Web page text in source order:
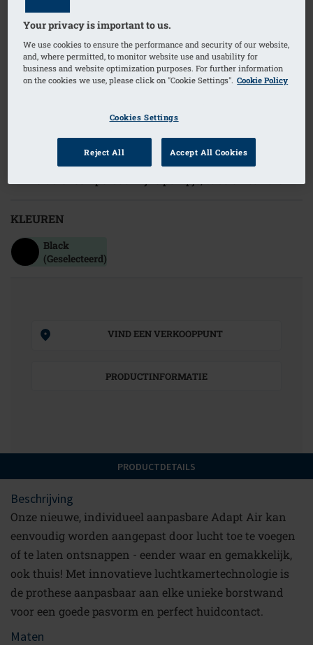
1/2
Bestelcode: 070 Pump
Vervangende of extra pompje voor gebruik met de
Adapt Air borstprothesen
KLEUREN
Black
(Geselecteerd)
VIND EEN VERKOOPPUNT
PRODUCTINFORMATIE
PRODUCTDETAILS
Beschrijving
Onze nieuwe, individueel aanpasbare Adapt Air kan
eenvoudig worden aangepast door lucht toe te voegen
of te laten ontsnappen - eender waar en gemakkelijk,
ook thuis! Met innovatieve luchtkamertechnologie is
de prothese aanpasbaar aan elke unieke borstwand
voor een goede pasvorm en perfect huidcontact.
Maten
Your privacy is important to us.
We use cookies to ensure the performance and security of our website,
and, where permitted, to monitor website use and usability for
business and website optimization purposes. For further information
on the cookies we use, please click on "Cookie Settings". Cookie Policy
Cookies Settings
Reject All Accept All Cookies